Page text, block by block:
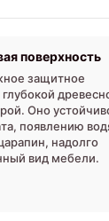
поверхность
защитное
Оно
появлению
надолго
вид мебели.